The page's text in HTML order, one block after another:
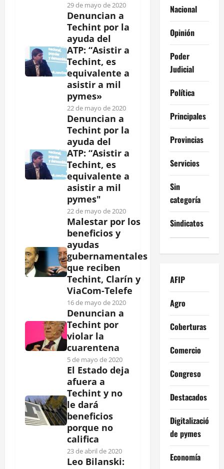
29 de mayo de 2020
Denuncian a
Techint por la
ayuda del
ATP: “Asistir a
Techint, es
equivalente a
asistir a mil
pymes»
22 de mayo de 2020
Denuncian a
Techint por la
ayuda del
ATP: “Asistir a
Techint, es
equivalente a
asistir a mil
pymes"
22 de mayo de 2020
Malestar por los
beneficios y
ayudas
gubernamentales
que reciben
Techint, Clarín y
ViaCom-Telefe
16 de mayo de 2020
Denuncian a
Techint por
violar la
cuarentena
5 de mayo de 2020
El Estado deja
afuera a
Techint y no
le dará
beneficios
porque no
califica
23 de abril de 2020
Leo Bilanski:
Nacional
Opinión
Poder
Judicial
Política
Principales
Provincias
Servicios
Sin
categoría
Sindicatos
AFIP
Agro
Coberturas
Comercio
Congreso
Destacados
Digitalización
de pymes
Economía